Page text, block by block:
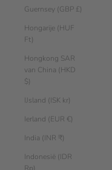
Guernsey (GBP £)
Hongarije (HUF
Ft)
Hongkong SAR
van China (HKD
$)
IJsland (ISK kr)
Ierland (EUR €)
India (INR ₹)
Indonesië (IDR